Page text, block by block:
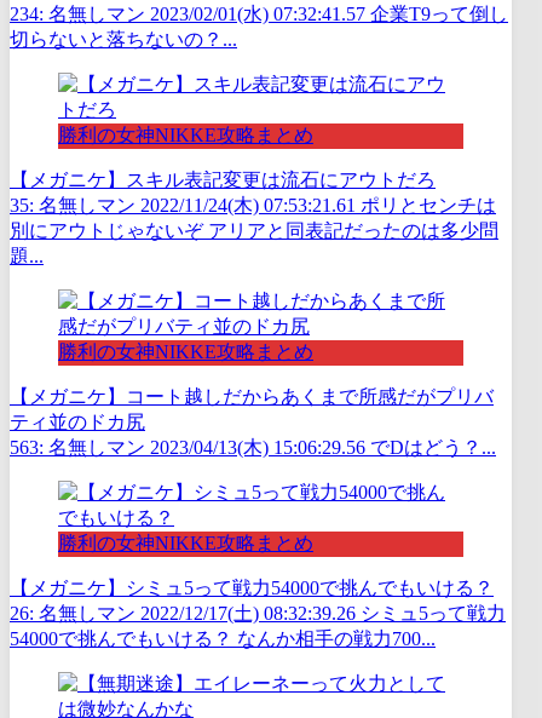
234: 名無しマン 2023/02/01(水) 07:32:41.57 企業T9って倒し
切らないと落ちないの？...
勝利の女神NIKKE攻略まとめ
【メガニケ】スキル表記変更は流石にアウトだろ
35: 名無しマン 2022/11/24(木) 07:53:21.61 ポリとセンチは
別にアウトじゃないぞ アリアと同表記だったのは多少問
題...
勝利の女神NIKKE攻略まとめ
【メガニケ】コート越しだからあくまで所感だがプリバ
ティ並のドカ尻
563: 名無しマン 2023/04/13(木) 15:06:29.56 でDはどう？...
勝利の女神NIKKE攻略まとめ
【メガニケ】シミュ5って戦力54000で挑んでもいける？
26: 名無しマン 2022/12/17(土) 08:32:39.26 シミュ5って戦力
54000で挑んでもいける？ なんか相手の戦力700...